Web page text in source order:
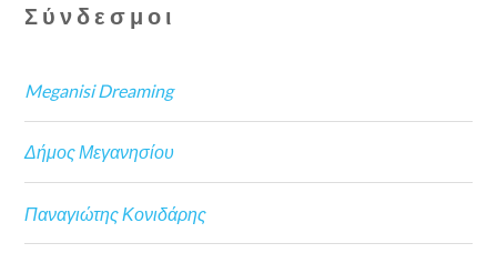
Σύνδεσμοι
Meganisi Dreaming
Δήμος Μεγανησίου
Παναγιώτης Κονιδάρης